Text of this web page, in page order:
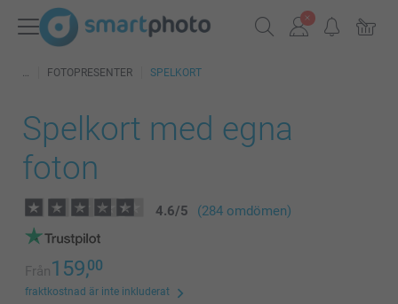
FOTOPRESENTER SPELKORT
Spelkort med egna
foton
4.6/5 (284 omdömen)
Från159,00
fraktkostnad är inte inkluderat